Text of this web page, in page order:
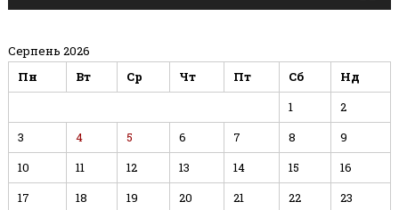
Серпень 2026
Пн
Вт Ср Чт Пт Сб
Нд
1
2
3
4 5 6 7 8
9
10
11 12 13 14 15
16
17
18 19 20 21 22
23